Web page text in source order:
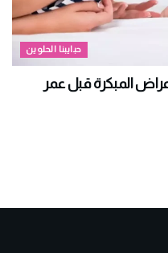
حبايبنا الحلوين
المبكرة قبل عمر